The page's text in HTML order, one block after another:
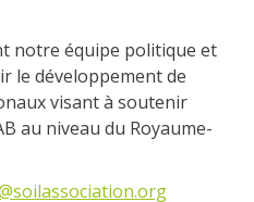
notre équipe politique et
le développement de
visant à soutenir
au niveau du Royaume-